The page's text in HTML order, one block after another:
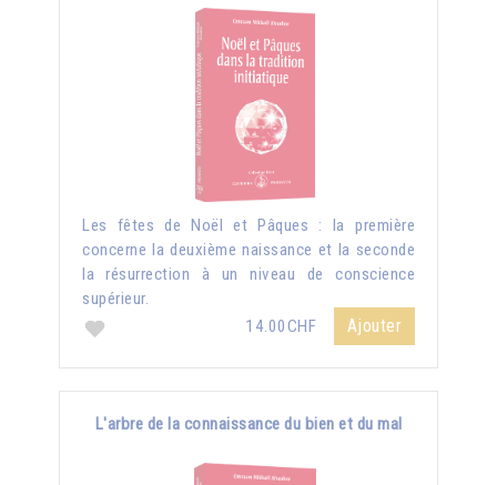
Les fêtes de Noël et Pâques : la première
concerne la deuxième naissance et la seconde
la résurrection à un niveau de conscience
supérieur.
14.00CHF
Ajouter
L'arbre de la connaissance du bien et du mal